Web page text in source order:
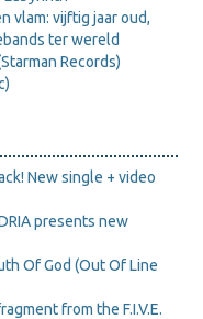
vlam: vijftig jaar oud,
ter wereld
Records)
New single + video
presents new
Of God (Out Of Line
from the F.I.V.E.